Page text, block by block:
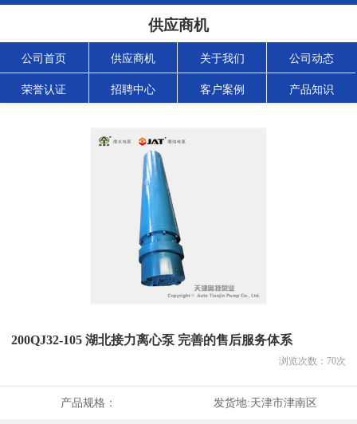
供应商机
公司首页 供应商机 关于我们 公司动态
荣誉认证 招聘中心 客户案例 产品知识
200QJ32-105 湖北接力离心泵 完善的售后服务体系
浏览次数： 70次
产品规格： 发货地:天津市津南区